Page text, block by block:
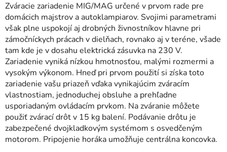
Zváracie zariadenie MIG/MAG určené v prvom rade pre
domácich majstrov a autoklampiarov. Svojimi parametrami
však plne uspokojí aj drobných živnostníkov hlavne pri
zámočníckych prácach v dielňach, rovnako aj v teréne, všade
tam kde je v dosahu elektrická zásuvka na 230 V.
Zariadenie vyniká nízkou hmotnosťou, malými rozmermi a
vysokým výkonom. Hneď pri prvom použití si získa toto
zariadenie vašu priazeň vďaka vynikajúcim zváracím
vlastnostiam, jednoduchej obsluhe a prehľadne
usporiadaným ovládacím prvkom. Na zváranie môžete
použiť zvárací drôt v 15 kg balení. Podávanie drôtu je
zabezpečené dvojkladkovým systémom s osvedčeným
motorom. Pripojenie horáka umožňuje centrálna koncovka.